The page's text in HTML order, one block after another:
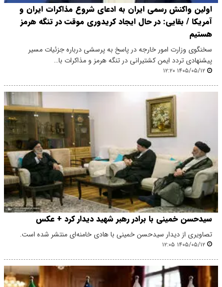
اولین واکنش رسمی ایران به ادعای شروع مذاکرات ایران و
آمریکا / بقایی: در حال ایجاد کریدوری موقت در تنگه هرمز
هستیم
سخنگوی وزارت امور خارجه در پاسخ به پرسشی درباره جزئیات مسیر
پیشنهادی تردد ایمن کشتیرانی در تنگه هرمز و مذاکرات با…
۱۴۰۵/۰۵/۱۲ ۱۲:۲۰
سیدحسن خمینی با برادر رهبر شهید دیدار کرد + عکس
تصاویری از دیدار سیدحسن خمینی با هادی خامنه‌ای منتشر شده است.
۱۴۰۵/۰۵/۱۲ ۱۲:۰۵